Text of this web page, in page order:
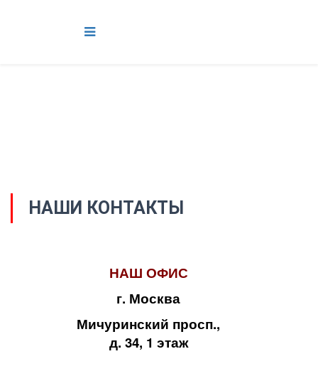
НАШИ КОНТАКТЫ
НАШ ОФИС
г. Москва
Мичуринский просп.,
д. 34, 1 этаж